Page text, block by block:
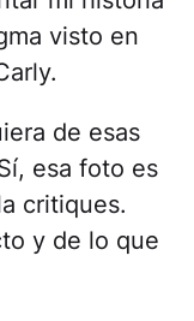
visto en
de esas
esa foto es
critiques.
y de lo que